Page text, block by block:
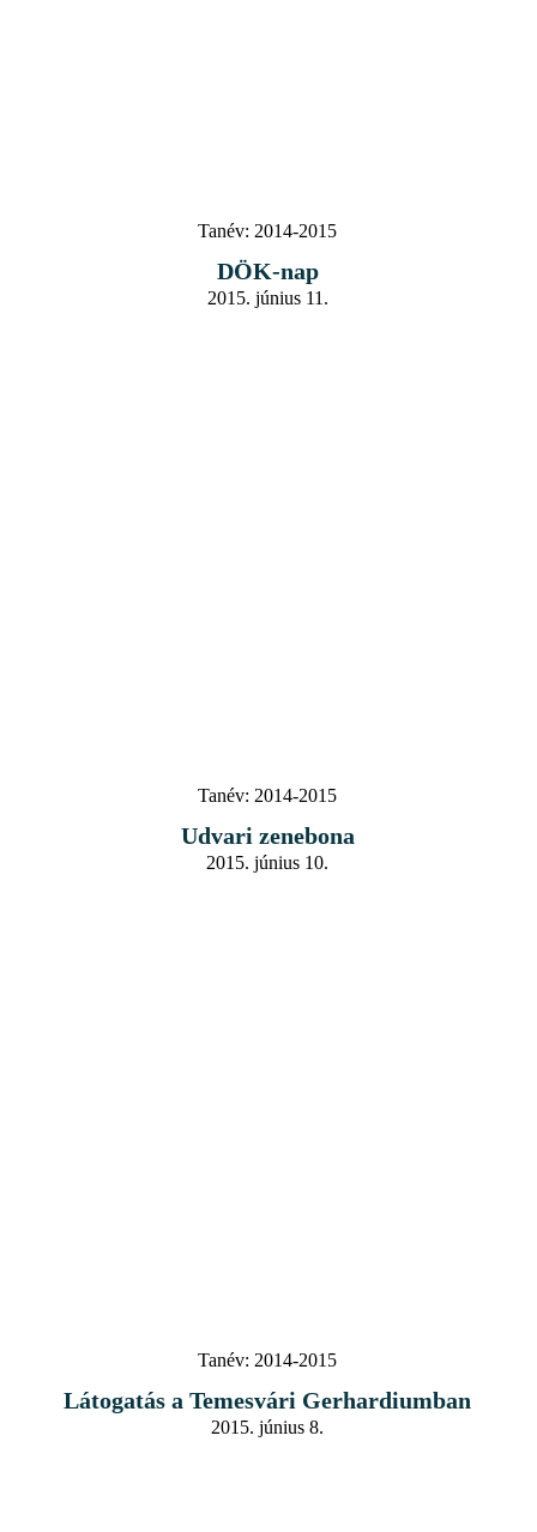
Tanév: 2014-2015
DÖK-nap
2015. június 11.
Tanév: 2014-2015
Udvari zenebona
2015. június 10.
Tanév: 2014-2015
Látogatás a Temesvári Gerhardiumban
2015. június 8.